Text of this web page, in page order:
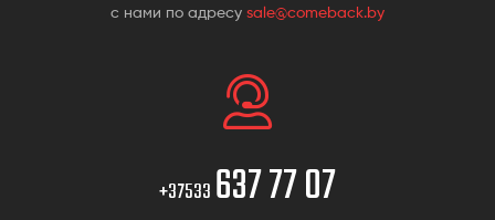
с нами по адресу sale@comeback.by
+37533 637 77 07